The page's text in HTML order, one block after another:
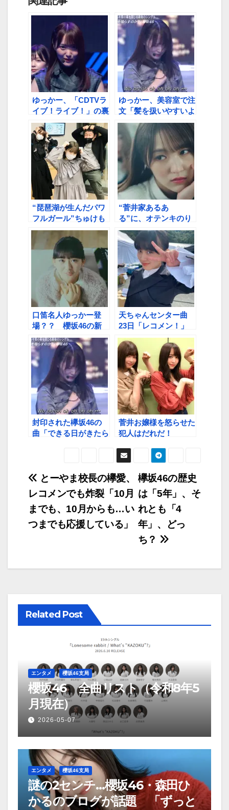
ゆっかー、「CDTVラ
イブ！ライブ！」の裏
話披露
ゆっかー、美容室で注
文「髪を扱いやすいよ
うにお願いします」
“琵琶湖が生んだパワ
フルガール”ちゅけも
んが「東京の女」に？
“菅井家あるあ
る”に、オテンキのり
さん絶句「半端ねえ」
口笛名人ゆっかー登
場？？ 櫻坂46の新
曲「思ったよりも寂し
くない」宇宙初解禁で
話題沸騰
天ちゃんセンター曲
23日「レコメン！」
で初解禁
封印された欅坂46の
曲「できる日がきたら
菅井お嬢様を怒らせた
犯人はだれだ！
投
稿
ナ
ゲ
シ
ョ
欅坂46の歴史
は「5年」、そ
れとも「4
年」、どっ
ち？
とーやま校長の欅愛、
レコメンでも炸裂「10月
までも、10月からも…い
つまでも応援している」
Related Post
エンタメ 櫻坂46支局
櫻坂46 全曲リスト（令和8年5
月現在）
2026-05-07
エンタメ 櫻坂46支局
謎の2センチ…櫻坂46・森田ひ
かるのブログが話題 「ずっと